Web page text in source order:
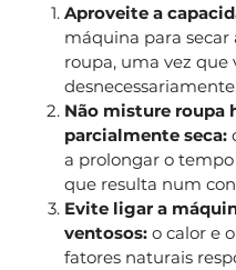
Aproveite a
máquina para secar
roupa, uma vez que
desnecessariamente.
Não misture roupa
parcialmente seca:
a prolongar o
que resulta num
Evite ligar a
ventosos: o calor e
fatores naturais